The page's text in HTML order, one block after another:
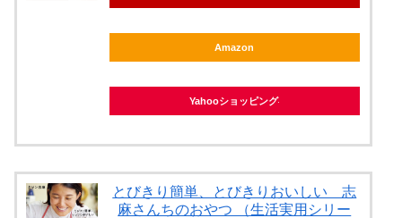
Amazon
Yahooショッピング
とびきり簡単、とびきりおいしい 志
麻さんちのおやつ （生活実用シリー